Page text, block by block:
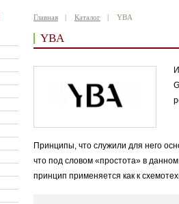
Главная Каталог YBA
YBA
Принципы, что служили для него
что под словом «простота» в
принцип применяется как к